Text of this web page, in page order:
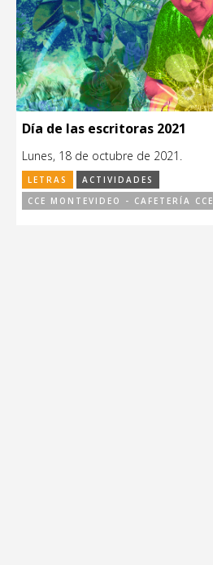
Día de las escritoras 2021
Lunes, 18 de octubre de 2021.
LETRAS
ACTIVIDADES
CCE MONTEVIDEO - CAFETERÍA CCE